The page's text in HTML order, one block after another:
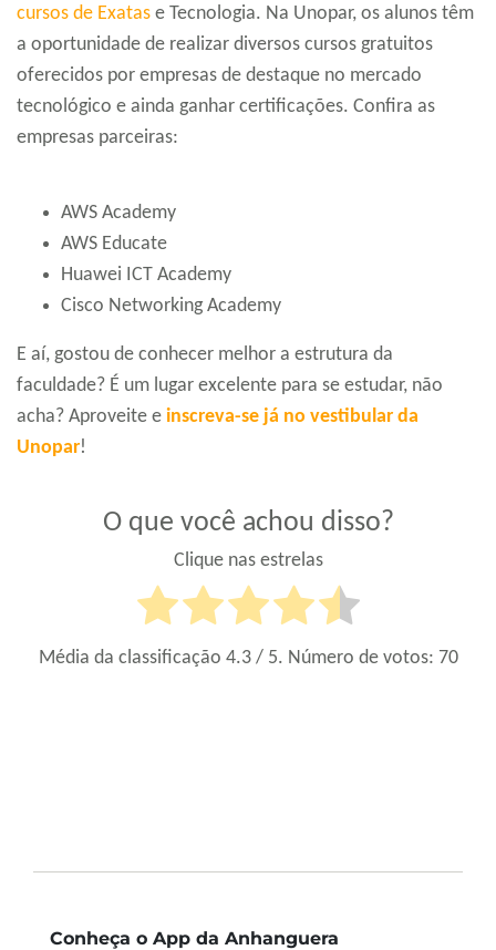
cursos de Exatas e Tecnologia. Na Unopar, os alunos têm
a oportunidade de realizar diversos cursos gratuitos
oferecidos por empresas de destaque no mercado
tecnológico e ainda ganhar certificações. Confira as
empresas parceiras:
AWS Academy
AWS Educate
Huawei ICT Academy
Cisco Networking Academy
E aí, gostou de conhecer melhor a estrutura da
faculdade? É um lugar excelente para se estudar, não
acha? Aproveite e inscreva-se já no vestibular da
Unopar!
O que você achou disso?
Clique nas estrelas
Média da classificação 4.3/ 5. Número de votos: 70
Conheça o App da Anhanguera